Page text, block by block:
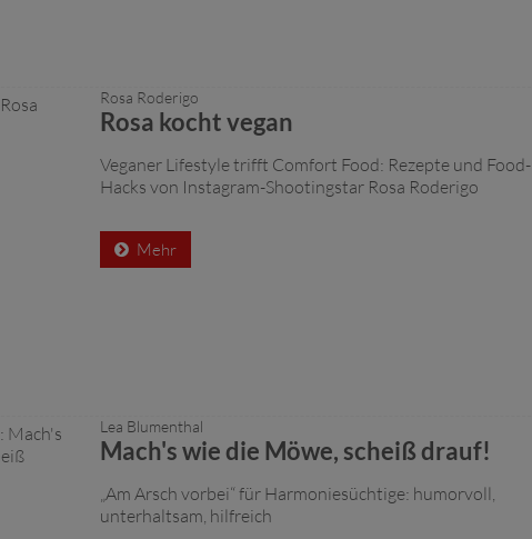
Rosa Roderigo
Rosa kocht vegan
Veganer Lifestyle trifft Comfort Food: Rezepte und Food-
Hacks von Instagram-Shootingstar Rosa Roderigo
Mehr
Lea Blumenthal
Mach's wie die Möwe, scheiß drauf!
„Am Arsch vorbei“ für Harmoniesüchtige: humorvoll,
unterhaltsam, hilfreich